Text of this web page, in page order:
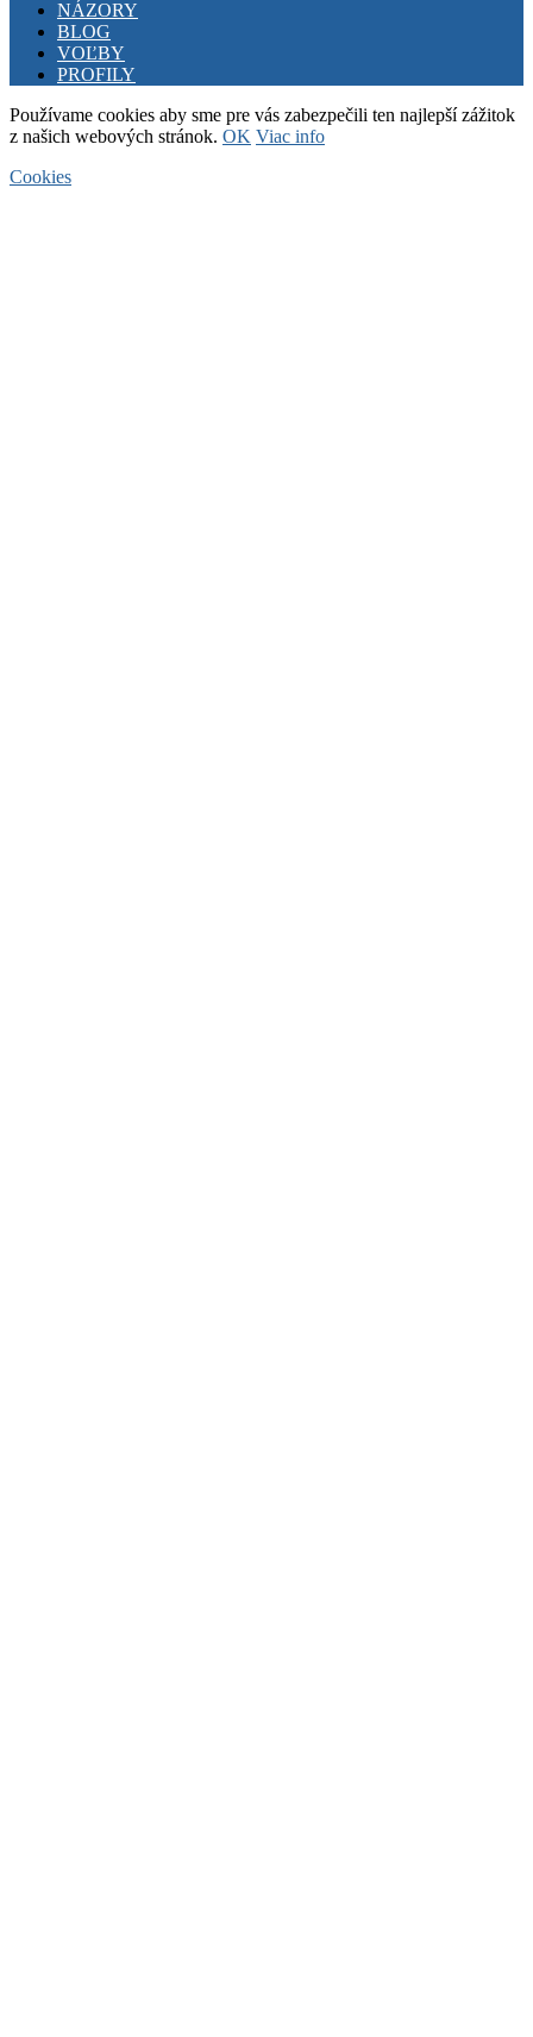
NÁZORY
BLOG
VOĽBY
PROFILY
Používame cookies aby sme pre vás zabezpečili ten najlepší zážitok
z našich webových stránok. OK Viac info
Cookies